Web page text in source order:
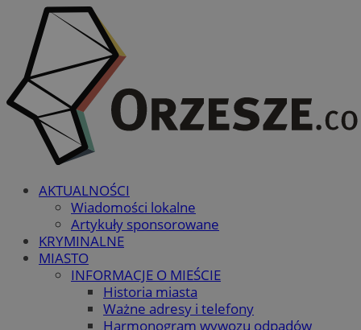
AKTUALNOŚCI
Wiadomości lokalne
Artykuły sponsorowane
KRYMINALNE
MIASTO
INFORMACJE O MIEŚCIE
Historia miasta
Ważne adresy i telefony
Harmonogram wywozu odpadów